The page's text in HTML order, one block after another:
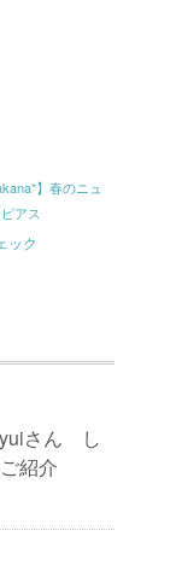
】春のニュ
アス
ック
さん し
紹介